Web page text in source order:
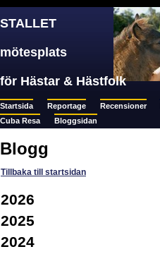
STALLET
mötesplats
för Hästar & Hästfolk
Startsida Reportage Recensioner
Cuba Resa
Bloggsidan
Blogg
Tillbaka till startsidan
2026
2025
2024